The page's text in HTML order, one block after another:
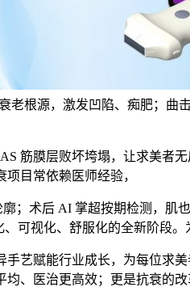
根源，激发凹陷、痴肥；曲
膜层败坏垮塌，让求美者无
目常依赖医师经验，
术后 AI 掌超按期检测，肌
可视化、舒服化的全新阶段
赋能行业成长，为每位求
、医治更高效；更是抗衰的